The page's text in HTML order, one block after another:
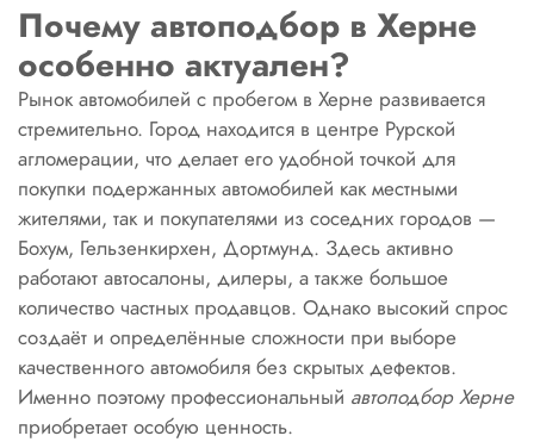
Почему автоподбор в Херне
особенно актуален?
Рынок автомобилей с пробегом в Херне развивается
стремительно. Город находится в центре Рурской
агломерации, что делает его удобной точкой для
покупки подержанных автомобилей как местными
жителями, так и покупателями из соседних городов —
Бохум, Гельзенкирхен, Дортмунд. Здесь активно
работают автосалоны, дилеры, а также большое
количество частных продавцов. Однако высокий спрос
создаёт и определённые сложности при выборе
качественного автомобиля без скрытых дефектов.
Именно поэтому профессиональный автоподбор Херне
приобретает особую ценность.